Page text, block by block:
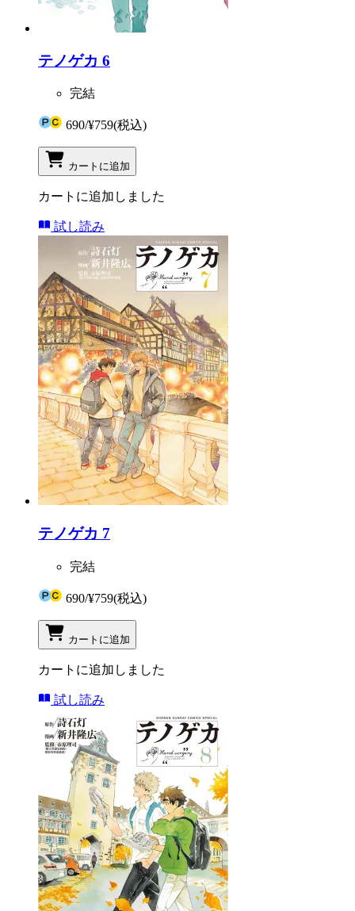
テノゲカ 6
完結
690/¥759(税込)
カートに追加
カートに追加しました
試し読み
テノゲカ 7
完結
690/¥759(税込)
カートに追加
カートに追加しました
試し読み